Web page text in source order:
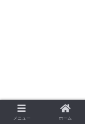
メニュー ホーム